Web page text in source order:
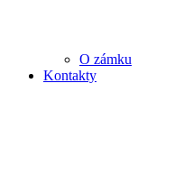
O zámku
Kontakty